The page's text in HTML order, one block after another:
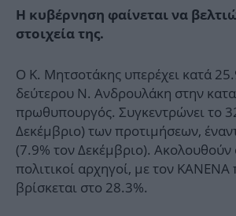
Η κυβέρνηση φαίνεται να
στοιχεία της.
Ο Κ. Μητσοτάκης υπερέχει κατά
δεύτερου Ν. Ανδρουλάκη στην
πρωθυπουργός. Συγκεντρώνει το
Δεκέμβριο) των προτιμήσεων,
(7.9% τον Δεκέμβριο). Ακολουθούν
πολιτικοί αρχηγοί, με τον
βρίσκεται στο 28.3%.